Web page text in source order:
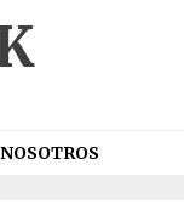
NOSOTROS